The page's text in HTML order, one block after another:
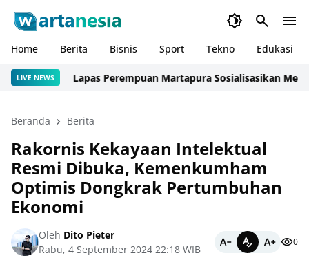
Home Berita Bisnis Sport Tekno Edukasi
LIVE NEWSLapas Perempuan Martapura Sosialisasikan
Beranda Berita
Rakornis Kekayaan Intelektual
Resmi Dibuka, Kemenkumham
Optimis Dongkrak Pertumbuhan
Ekonomi
Oleh Dito Pieter
Rabu, 4 September 2024 22:18 WIB
0